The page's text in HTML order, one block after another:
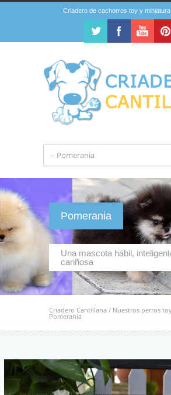
Criadero de cachorros toy y miniatura
Pomerania
Una mascota hábil,
cariñosa
Criadero Cantillana / Nuestros perros
Pomerania